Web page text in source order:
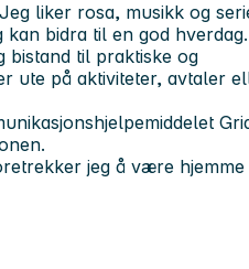
liker rosa, musikk og
bidra til en god hverdag.
bistand til praktiske og
ute på aktiviteter, avtaler
jeg å være hjemme